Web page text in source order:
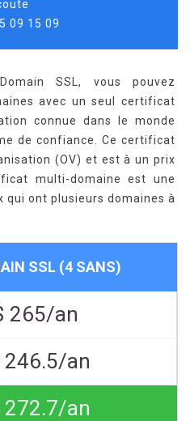
09 15 09
SSL, vous pouvez
avec un seul certificat
connue dans le monde
de confiance. Ce certificat
(OV) et est à un prix
multi-domaine est une
qui ont plusieurs domaines à
SSL (4 SANS)
265/an
246.5/an
272.7/an